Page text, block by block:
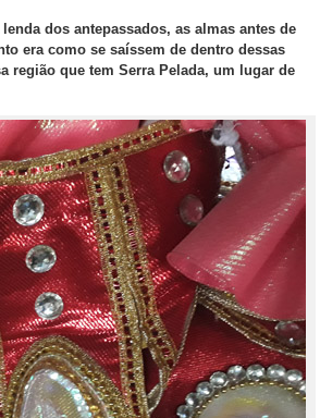
dos antepassados, as almas antes de
era como se saíssem de dentro dessas
região que tem Serra Pelada, um lugar de